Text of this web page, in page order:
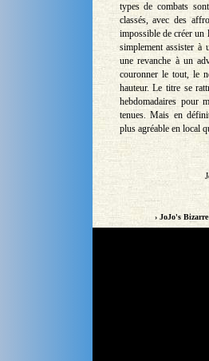
types de combats
classés, avec des
impossible de créer un
simplement assister à
une revanche à un
couronner le tout, le
hauteur. Le titre se
hebdomadaires pour
tenues. Mais en
plus agréable en local
› JoJo's